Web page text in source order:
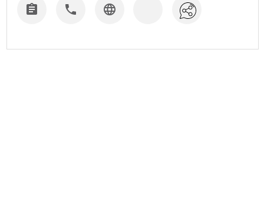
  